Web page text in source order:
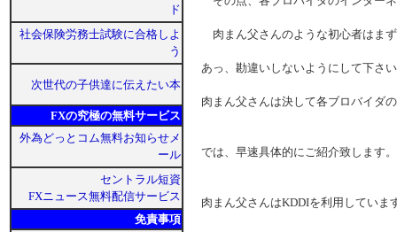
ド
社会保険労務士試験に合格しよ
う
次世代の子供達に伝えたい本
FXの究極の無料サービス
外為どっとコム無料お知らせメ
ール
セントラル短資
FXニュース無料配信サービス
免責事項
肉まん父さんのような初心者はま
あっ、勘違いしないようにして下さ
肉まん父さんは決して各ブロバイダ
では、早速具体的にご紹介致します。
肉まん父さんはKDDIを利用していま